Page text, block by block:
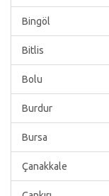
Bingöl
Bitlis
Bolu
Burdur
Bursa
Çanakkale